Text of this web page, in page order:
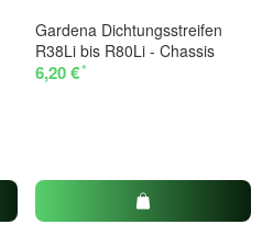
Gardena Dichtungsstreifen
R38Li bis R80Li - Chassis
6,20 €*